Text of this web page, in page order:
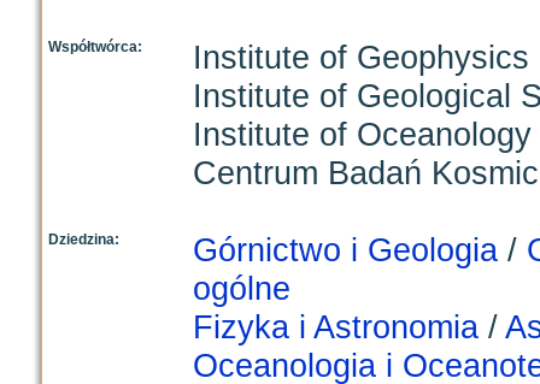
Współtwórca:
Institute of
Institute of Geological
Institute of
Centrum Badań
Dziedzina: Górnictwo i Geologia/
ogólne
Fizyka i Astronomia/
Oceanologia i